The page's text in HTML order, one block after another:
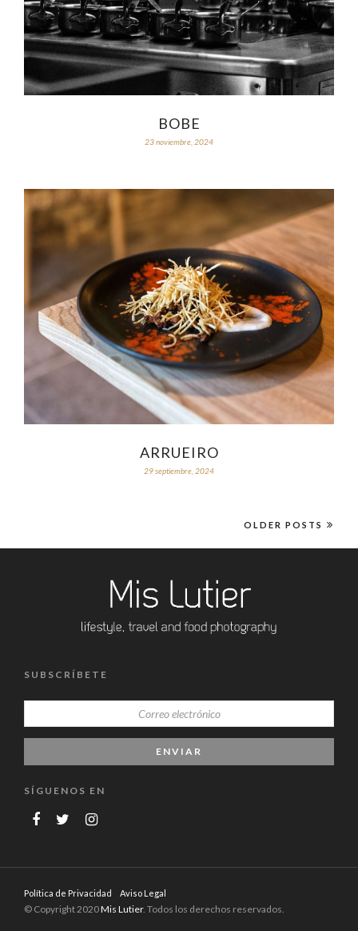
BOBE
23 noviembre, 2024
ARRUEIRO
29 septiembre, 2024
OLDER POSTS
SUBSCRÍBETE
SÍGUENOS EN
Política de Privacidad Aviso Legal
© Copyright 2020Mis Lutier. Todos los derechos reservados.